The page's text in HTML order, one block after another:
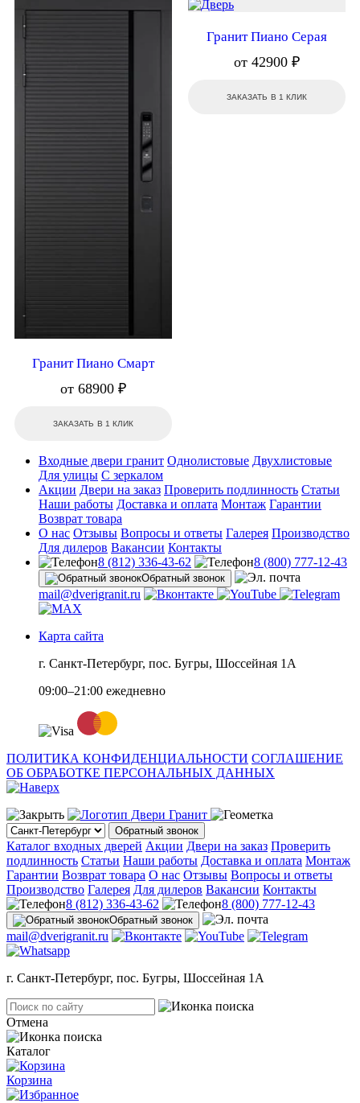
Гранит Пиано Смарт
от 68900 ₽
ЗАКАЗАТЬ В 1 КЛИК
Гранит Пиано Серая
от 42900 ₽
ЗАКАЗАТЬ В 1 КЛИК
Входные двери гранит Однолистовые Двухлистовые
Для улицы С зеркалом
Акции Двери на заказ Проверить подлинность Статьи
Наши работы Доставка и оплата Монтаж Гарантии
Возврат товара
О нас Отзывы Вопросы и ответы Галерея Производство
Для дилеров Вакансии Контакты
8 (812) 336-43-62
8 (800) 777-12-43
Обратный звонок
mail@dverigranit.ru
Карта сайта
г. Санкт-Петербург, пос. Бугры, Шоссейная 1А
09:00–21:00 ежедневно
ПОЛИТИКА КОНФИДЕНЦИАЛЬНОСТИ СОГЛАШЕНИЕ
ОБ ОБРАБОТКЕ ПЕРСОНАЛЬНЫХ ДАННЫХ
Обратный звонок
Каталог входных дверей Акции Двери на заказ Проверить
подлинность Статьи Наши работы Доставка и оплата Монтаж
Гарантии Возврат товара О нас Отзывы Вопросы и ответы
Производство Галерея Для дилеров Вакансии Контакты
8 (812) 336-43-62
8 (800) 777-12-43
Обратный звонок
mail@dverigranit.ru
г. Санкт-Петербург, пос. Бугры, Шоссейная 1А
Отмена
Каталог
Корзина